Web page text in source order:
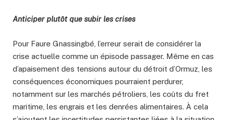
Anticiper plutôt que subir les crises
Pour Faure Gnassingbé, l’erreur serait de considérer la
crise actuelle comme un épisode passager. Même en cas
d’apaisement des tensions autour du détroit d’Ormuz, les
conséquences économiques pourraient perdurer,
notamment sur les marchés pétroliers, les coûts du fret
maritime, les engrais et les denrées alimentaires. À cela